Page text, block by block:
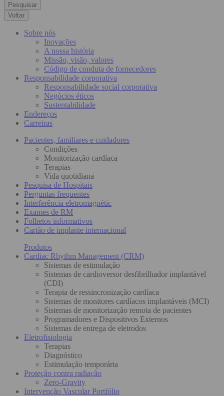
Pesquisar
Voltar
Sobre nós
Inovações
A nossa história
Missão, visão, valores
Código de conduta de fornecedores
Responsabilidade corporativa
Responsabilidade social corporativa
Negócios éticos
Sustentabilidade
Endereços
Carreiras
Pacientes, familiares e cuidadores
Condições
Monitorização cardíaca
Terapias
Vida quotidiana
Pesquisa de Hospitais
Perguntas frequentes
Interferência eletromagnétic
Exames de RM
Folhetos informativos
Cartão de implante internacional
Produtos
Cardiac Rhythm Management (CRM)
Sistemas de estimulação
Sistemas de cardioversor desfibrilhador implantável
(CDI)
Terapia de ressincronização cardíaca
Sistemas de monitores cardíacos implantáveis (MCI)
Sistemas de monitorização remota de pacientes
Programadores e Dispositivos Externos
Sistemas de entrega de eletrodos
Eletrofisiologia
Terapias
Diagnóstico
Estimulação temporária
Proteção contra radiação
Zero-Gravity
Intervenção Vascular Portfólio